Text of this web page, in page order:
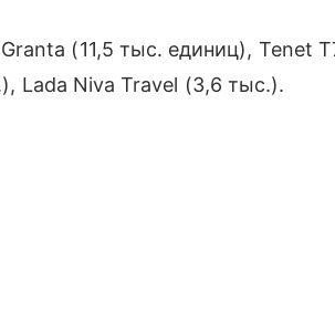
(11,5 тыс. единиц), Tenet
Lada Niva Travel (3,6 тыс.).